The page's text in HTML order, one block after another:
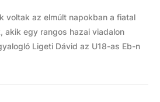
voltak az elmúlt napokban a fiatal
akik egy rangos hazai viadalon
Ligeti Dávid az U18-as Eb-n